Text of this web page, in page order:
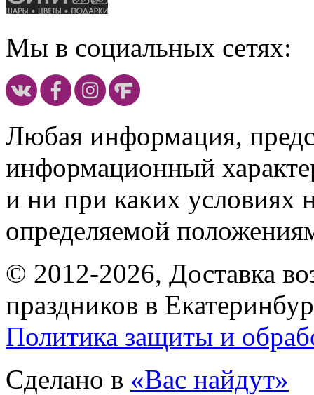
Мы в социальных сетях:
Любая информация,
информационный
и ни при каких условиях
определяемой
© 2012-2026, Доставка
праздников в
Политика защиты и
Сделано в «Вас найдут»